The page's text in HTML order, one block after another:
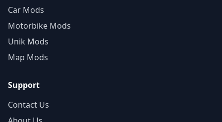
Car Mods
Motorbike Mods
Unik Mods
Map Mods
Support
Contact Us